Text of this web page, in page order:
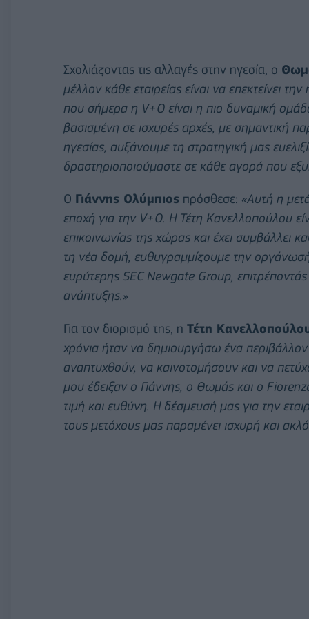
Σχολιάζοντας τις αλλαγές στην ηγεσία, ο
μέλλον κάθε εταιρείας είναι να επεκτείνει
που σήμερα η V+O είναι η πιο δυναμική
βασισμένη σε ισχυρές αρχές, με σημαντική
ηγεσίας, αυξάνουμε τη στρατηγική μας
δραστηριοποιούμαστε σε κάθε αγορά που
Ο Γιάννης Ολύμπιος πρόσθεσε: «Αυτή η
εποχή για την V+O. Η Τέτη Κανελλοπούλου
επικοινωνίας της χώρας και έχει συμβάλλει
τη νέα δομή, ευθυγραμμίζουμε την
ευρύτερης SEC Newgate Group,
ανάπτυξης.»
Για τον διορισμό της, η Τέτη
χρόνια ήταν να δημιουργήσω ένα
αναπτυχθούν, να καινοτομήσουν και να
μου έδειξαν ο Γιάννης, ο Θωμάς και ο
τιμή και ευθύνη. Η δέσμευσή μας για την
τους μετόχους μας παραμένει ισχυρή και